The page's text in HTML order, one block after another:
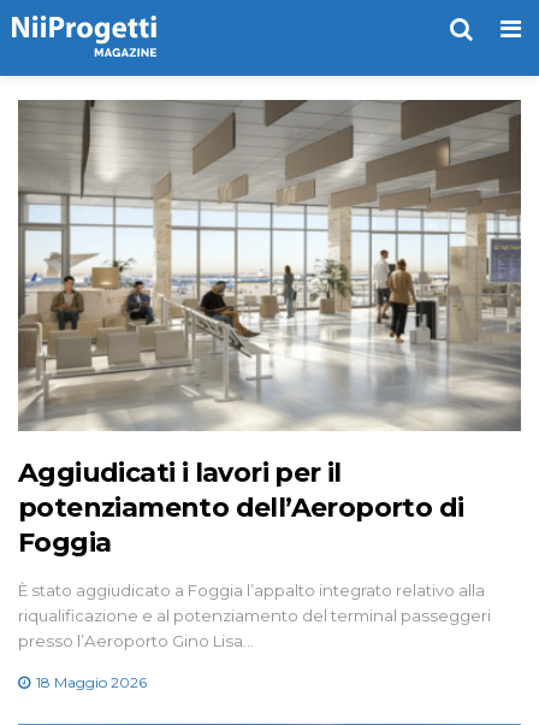
Aggiudicati i lavori per il
potenziamento dell’Aeroporto di
Foggia
È stato aggiudicato a Foggia l’appalto integrato relativo alla
riqualificazione e al potenziamento del terminal passeggeri
presso l’Aeroporto Gino Lisa…
18 Maggio 2026